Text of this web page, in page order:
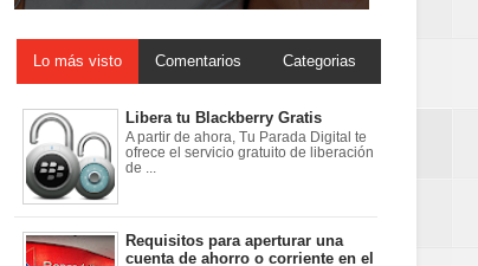
Lo más visto Comentarios Categorias
Libera tu Blackberry Gratis
A partir de ahora, Tu Parada Digital te
ofrece el servicio gratuito de liberación
de ...
Requisitos para aperturar una
cuenta de ahorro o corriente en el